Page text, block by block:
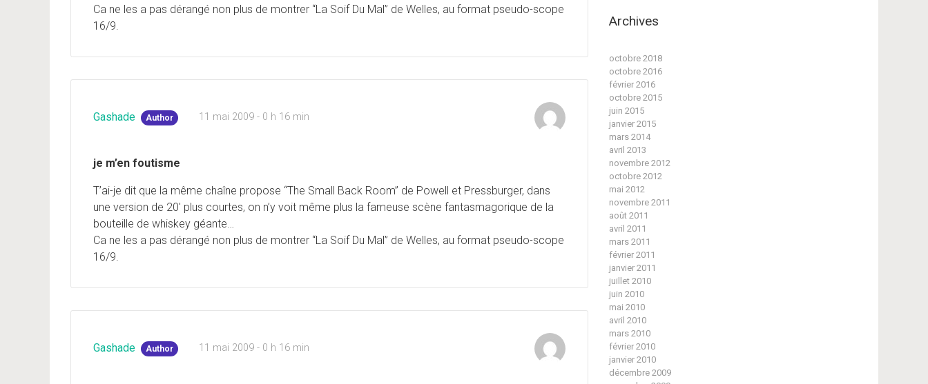
Ca ne les a pas dérangé non plus de montrer “La Soif Du Mal” de Welles, au format pseudo-scope
16/9.
Gashade Author 11 mai 2009 - 0 h 16 min
je m’en foutisme
T’ai-je dit que la même chaîne propose “The Small Back Room” de Powell et Pressburger, dans
une version de 20′ plus courtes, on n’y voit même plus la fameuse scène fantasmagorique de la
bouteille de whiskey géante…
Ca ne les a pas dérangé non plus de montrer “La Soif Du Mal” de Welles, au format pseudo-scope
16/9.
Gashade Author 11 mai 2009 - 0 h 16 min
Archives
octobre 2018
octobre 2016
février 2016
octobre 2015
juin 2015
janvier 2015
mars 2014
avril 2013
novembre 2012
octobre 2012
mai 2012
novembre 2011
août 2011
avril 2011
mars 2011
février 2011
janvier 2011
juillet 2010
juin 2010
mai 2010
avril 2010
mars 2010
février 2010
janvier 2010
décembre 2009